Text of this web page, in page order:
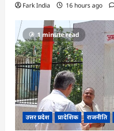
Fark India 16 hours ago
1 minute read
उत्तर प्रदेश प्रादेशिक राजनीति